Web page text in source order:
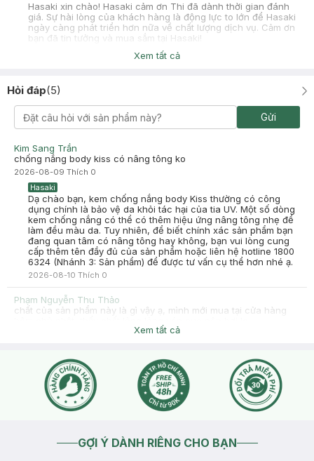
Hasaki xin chào! Hasaki cảm ơn Thi đã dành thời gian đánh
giá. Sự hài lòng của khách hàng là động lực to lớn để Hasaki
ngày càng phát triển hơn nữa về chất lượng dịch vụ. Cảm ơn
bạn đã tin tưởng và mua sắm tại Hasaki!
2025-08-10
Tốt
Hasaki -2025-08-10
Hasaki xin chào! Hasaki cảm ơn Đặng Thị Ngọc Ánh đã dành
thời gian đánh giá. Sự hài lòng của khách hàng là động lực to
lớn để Hasaki ngày càng phát triển hơn nữa về chất lượng
dịch vụ. Cảm ơn bạn đã tin tưởng và mua sắm tại Hasaki!
Xem tất cả
Hỏi đáp(5)
Gửi
Kim Sang Trần
chống nắng body kiss có nâng tông ko
2026-08-09 Thích 0
Hasaki
Dạ chào bạn, kem chống nắng body Kiss thường có công
dụng chính là bảo vệ da khỏi tác hại của tia UV. Một số dòng
kem chống nắng có thể có thêm hiệu ứng nâng tông nhẹ để
làm đều màu da. Tuy nhiên, để biết chính xác sản phẩm bạn
đang quan tâm có nâng tông hay không, bạn vui lòng cung
cấp thêm tên đầy đủ của sản phẩm hoặc liên hệ hotline 1800
6324 (Nhánh 3: Sản phẩm) để được tư vấn cụ thể hơn nhé ạ.
2026-08-10 Thích 0
Phạm Nguyễn Thu Thảo
chất của sản phẩm này là gì vậy ạ, mình mới mua tại cửa hàng
Dạ bạn inbox Hasaki để bên mình kiểm tra và phản hồi chi tiết
đến bạn ạ
2026-07-22Thích
Xem tất cả
GỢI Ý DÀNH RIÊNG CHO BẠN